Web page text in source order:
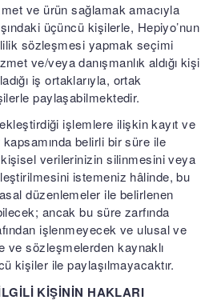
ve ürün sağlamak amacıyla
üçüncü kişilerle, Hepiyo’nun
sözleşmesi yapmak seçimi
ve/veya danışmanlık aldığı kişi
iş ortaklarıyla, ortak
paylaşabilmektedir.
işlemlere ilişkin kayıt ve
belirli bir süre ile
verilerinizin silinmesini veya
istemeniz hâlinde, bu
düzenlemeler ile belirlenen
ancak bu süre zarfında
işlenmeyecek ve ulusal ve
ve sözleşmelerden kaynaklı
kişiler ile paylaşılmayacaktır.
KİŞİNİN HAKLARI